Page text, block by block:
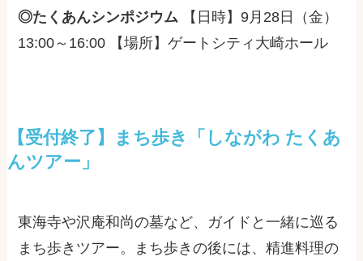
◎たくあんシンポジウム 【日時】9月28日（金）
13:00～16:00 【場所】ゲートシティ大崎ホール
【受付終了】まち歩き「しながわ たくあ
んツアー」
東海寺や沢庵和尚の墓など、ガイドと一緒に巡る
まち歩きツアー。まち歩きの後には、精進料理の